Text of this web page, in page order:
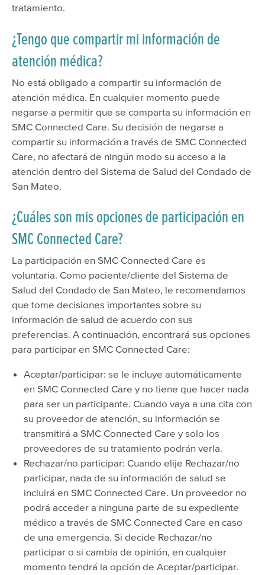
tratamiento.
¿Tengo que compartir mi información de
atención médica?
No está obligado a compartir su información de
atención médica. En cualquier momento puede
negarse a permitir que se comparta su información en
SMC Connected Care. Su decisión de negarse a
compartir su información a través de SMC Connected
Care, no afectará de ningún modo su acceso a la
atención dentro del Sistema de Salud del Condado de
San Mateo.
¿Cuáles son mis opciones de participación en
SMC Connected Care?
La participación en SMC Connected Care es
voluntaria. Como paciente/cliente del Sistema de
Salud del Condado de San Mateo, le recomendamos
que tome decisiones importantes sobre su
información de salud de acuerdo con sus
preferencias. A continuación, encontrará sus opciones
para participar en SMC Connected Care:
Aceptar/participar: se le incluye automáticamente
en SMC Connected Care y no tiene que hacer nada
para ser un participante. Cuando vaya a una cita con
su proveedor de atención, su información se
transmitirá a SMC Connected Care y solo los
proveedores de su tratamiento podrán verla.
Rechazar/no participar: Cuando elije Rechazar/no
participar, nada de su información de salud se
incluirá en SMC Connected Care. Un proveedor no
podrá acceder a ninguna parte de su expediente
médico a través de SMC Connected Care en caso
de una emergencia. Si decide Rechazar/no
participar o si cambia de opinión, en cualquier
momento tendrá la opción de Aceptar/participar.